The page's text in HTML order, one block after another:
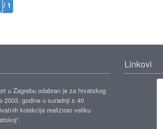
/ 1
u Zagrebu odabran je za hrvatskog
2003. godine u suradnji s 40
kolekcija realizirao veliku
Linkovi